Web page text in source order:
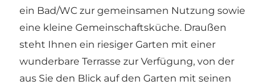
ein Bad/WC zur gemeinsamen Nutzung sowie
eine kleine Gemeinschaftsküche. Draußen
steht Ihnen ein riesiger Garten mit einer
wunderbare Terrasse zur Verfügung, von der
aus Sie den Blick auf den Garten mit seinen